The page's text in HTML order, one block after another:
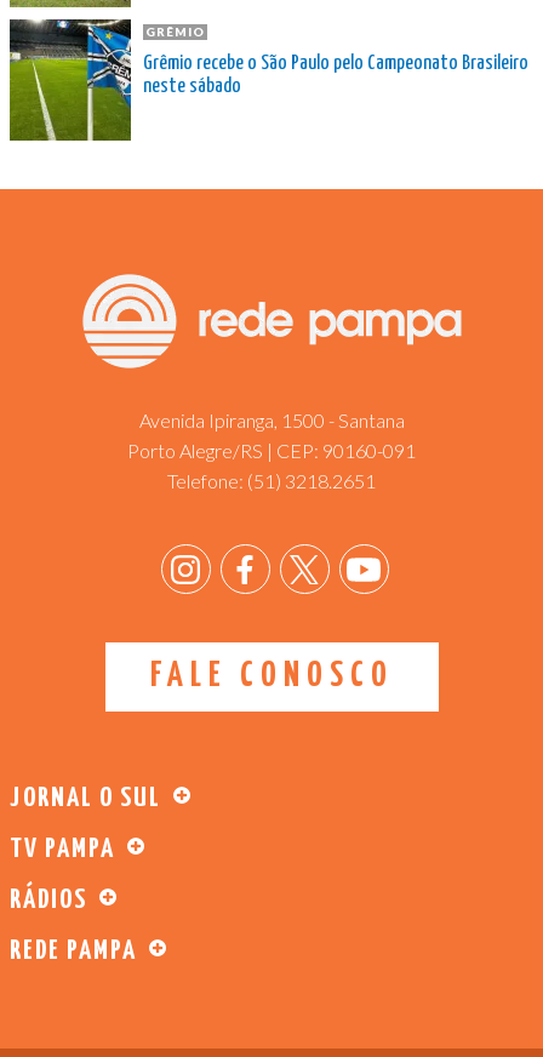
GRÊMIO
Grêmio recebe o São Paulo pelo Campeonato Brasileiro
neste sábado
Avenida Ipiranga, 1500 - Santana
Porto Alegre/RS | CEP: 90160-091
Telefone: (51) 3218.2651
FALE CONOSCO
JORNAL O SUL
TV PAMPA
RÁDIOS
REDE PAMPA